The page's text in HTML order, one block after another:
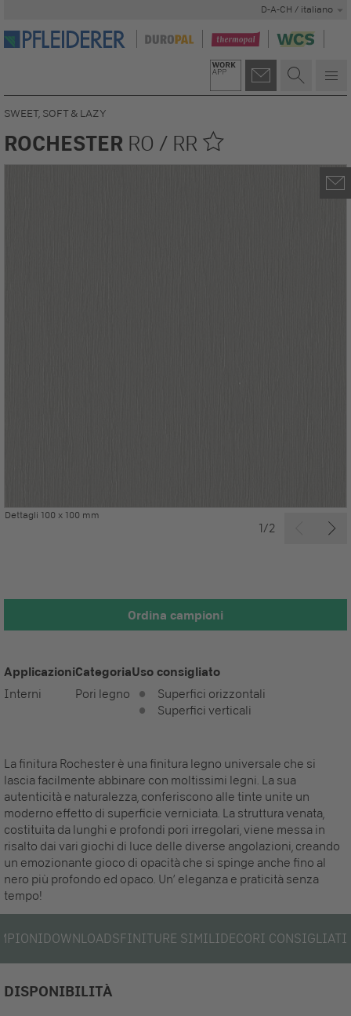
D-A-CH / italiano
Dettagli 100 x 100 mm
1/2
SWEET, SOFT & LAZY
ROCHESTER RO / RR
Ordina campioni
Applicazioni
Interni
Categoria
Pori legno
Uso consigliato
Superfici orizzontali
Superfici verticali
La finitura Rochester è una finitura legno universale che si
lascia facilmente abbinare con moltissimi legni. La sua
autenticità e naturalezza, conferiscono alle tinte unite un
moderno effetto di superficie verniciata. La struttura venata,
costituita da lunghi e profondi pori irregolari, viene messa in
risalto dai vari giochi di luce delle diverse angolazioni, creando
un emozionante gioco di opacità che si spinge anche fino al
nero più profondo ed opaco. Un’ eleganza e praticità senza
tempo!
DOWNLOADSFINITURE SIMILIDECORI CONSIGLIATI
DISPONIBILITÀ